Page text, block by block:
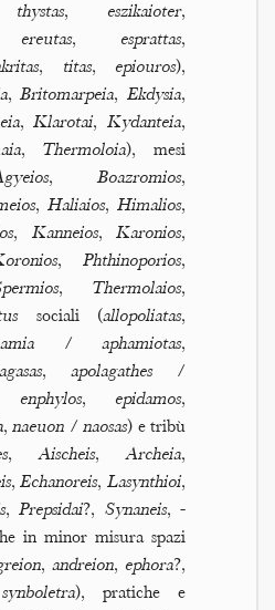
thystas, eszikaioter,
ereutas, esprattas,
, titas,epiouros),
,Britomarpeia,Ekdysia,
,Klarotai,Kydanteia,
, Thermoloia), mesi
,Boazromios,
, Haliaios, Himalios,
, Kanneios,Karonios,
, Phthinoporios,
, Thermolaios,
sociali (allopoliatas,
/aphamiotas,
, apolagathes/
enphylos, epidamos,
, naeuon / naosas) e tribù
,Aischeis,Archeia,
,Echanoreis,Lasynthioi,
, Prepsidai?, Synaneis, -
in minor misura spazi
, andreion, ephora?,
synboletra), pratiche e